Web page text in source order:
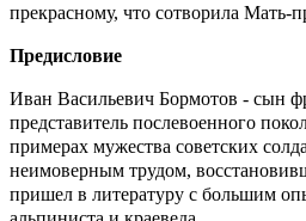
прекрасному, что сотворила Мать-
Предисловие
Иван Васильевич Бормотов - сын
представитель послевоенного
примерах мужества советских
неимоверным трудом,
пришел в литературу с большим